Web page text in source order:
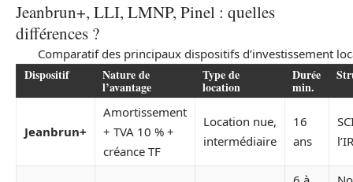
Jeanbrun+, LLI, LMNP, Pinel : quelles
différences ?
Comparatif des principaux dispositifs d’investissement
Dispositif Nature de
l’avantage
Type de
location
Durée
min.
Jeanbrun+
Amortissement
+ TVA 10 % +
créance TF
Location nue,
intermédiaire
16
ans
l’IR